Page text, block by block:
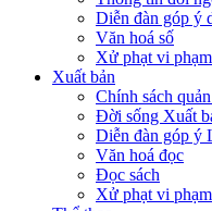
Diễn đàn góp ý
Văn hoá số
Xử phạt vi
Xuất bản
Chính sách
Đời sống Xuất
Diễn đàn góp ý
Văn hoá đọc
Đọc sách
Xử phạt vi